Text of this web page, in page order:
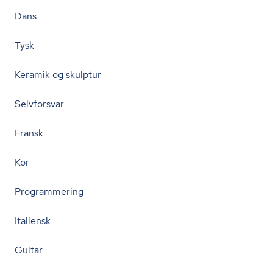
Dans
Tysk
Keramik og skulptur
Selvforsvar
Fransk
Kor
Programmering
Italiensk
Guitar